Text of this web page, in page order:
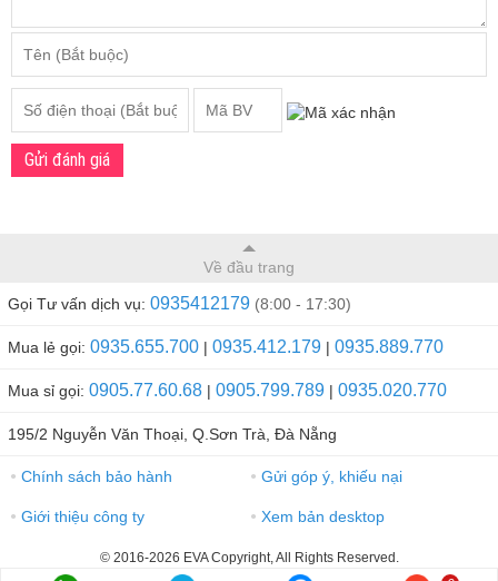
Gửi đánh giá
Về đầu trang
Gọi Tư vấn dịch vụ: 0935412179 (8:00 - 17:30)
Mua lẻ gọi: 0935.655.700 | 0935.412.179 | 0935.889.770
Mua sỉ gọi: 0905.77.60.68 | 0905.799.789 | 0935.020.770
195/2 Nguyễn Văn Thoại, Q.Sơn Trà, Đà Nẵng
● Chính sách bảo hành ● Gửi góp ý, khiếu nại
● Giới thiệu công ty ● Xem bản desktop
© 2016-2026 EVA Copyright, All Rights Reserved.